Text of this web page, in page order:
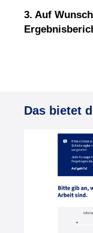
3. Auf
Das bietet